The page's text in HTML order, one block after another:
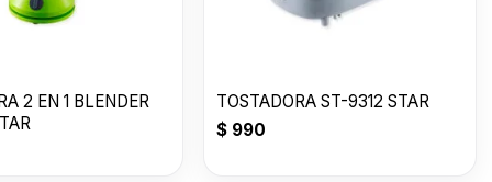
2 EN 1 BLENDER
TOSTADORA ST-9312 STAR
$ 990